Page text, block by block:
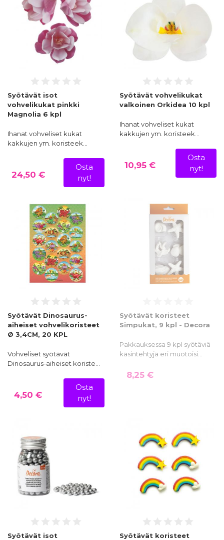
Syötävät isot
vohvelikukat pinkki
Magnolia 6 kpl
Ihanat vohveliset kukat
kakkujen ym. koristeek…
24,50 €
Osta
nyt!
Syötävät vohvelikukat
valkoinen Orkidea 10 kpl
Ihanat vohveliset kukat
kakkujen ym. koristeek…
10,95 €
Osta
nyt!
Syötävät Dinosaurus-
aiheiset vohvelikoristeet
Ø 3,4CM, 20 KPL
Vohveliset syötävät
Dinosaurus-aiheiset koriste…
4,50 €
Osta
nyt!
Syötävät koristeet
Simpukat, 9 kpl - Decora
Pakkauksessa 9 kpl syötäviä
käsintehtyjä eri muotoisi…
8,25 €
Syötävät isot
Syötävät koristeet